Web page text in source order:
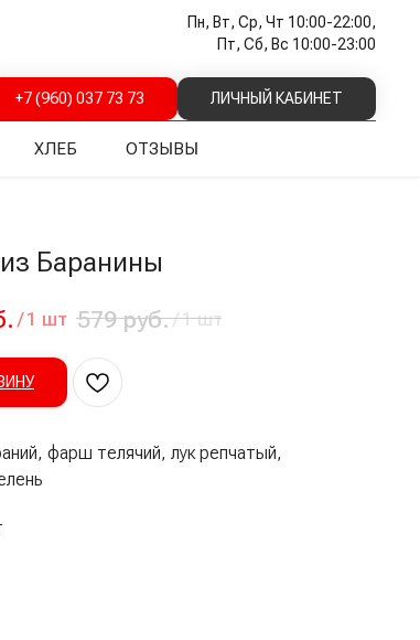
Пн, Вт, Ср, Чт 10:00-22:00,
Пт, Сб, Вс 10:00-23:00
+7 (960) 037 73 73 ЛИЧНЫЙ КАБИНЕТ
ХЛЕБ ОТЗЫВЫ
Баранины
/ 1 шт 579 руб./1 шт
фарш телячий, лук репчатый,